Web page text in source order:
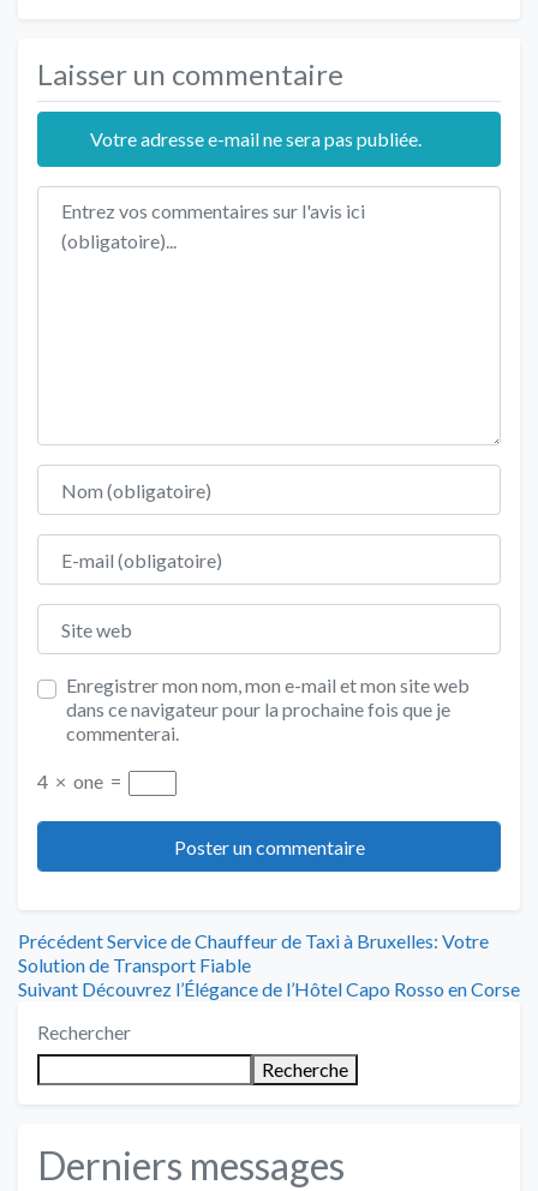
Laisser un commentaire
Votre adresse e-mail ne sera pas publiée.
Texte de l'avis
Nom
E-mail
Site web
Enregistrer mon nom, mon e-mail et mon site web
dans ce navigateur pour la prochaine fois que je
commenterai.
4 × one =
Navigation
de
l’article
PrécédentArticle
précédent
:
Service de Chauffeur de Taxi à Bruxelles: Votre
Solution de Transport Fiable
Suivant Article
:
Découvrez l’Élégance de l’Hôtel Capo Rosso en Corse
Rechercher
Recherche
Derniers messages